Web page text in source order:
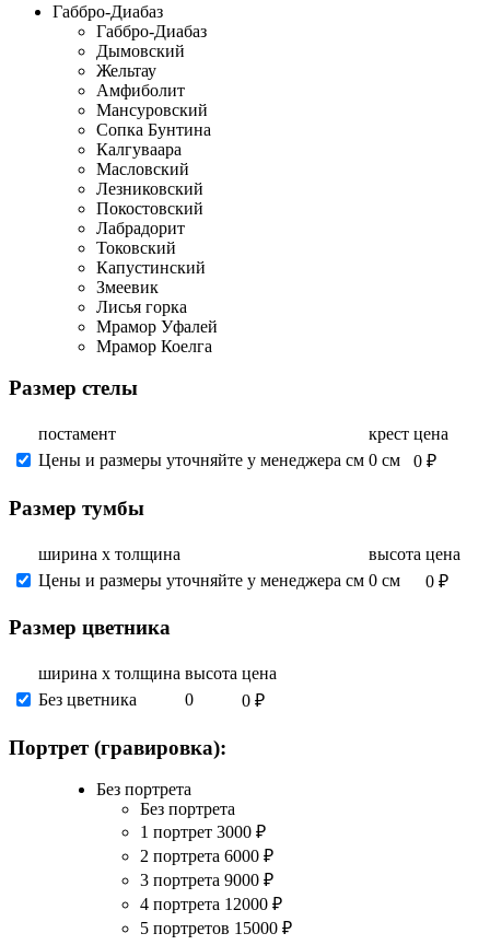
Габбро-Диабаз
Габбро-Диабаз
Дымовский
Жельтау
Амфиболит
Мансуровский
Сопка Бунтина
Калгуваара
Масловский
Лезниковский
Покостовский
Лабрадорит
Токовский
Капустинский
Змеевик
Лисья горка
Мрамор Уфалей
Мрамор Коелга
Размер стелы
постамент крест цена
Цены и размеры уточняйте у менеджера см 0 см 0 ₽
Размер тумбы
ширина х толщина высота цена
Цены и размеры уточняйте у менеджера см 0 см 0 ₽
Размер цветника
ширина х толщина высота цена
Без цветника
0 0 ₽
Портрет (гравировка):
Без портрета
Без портрета
1 портрет 3000 ₽
2 портрета 6000 ₽
3 портрета 9000 ₽
4 портрета 12000 ₽
5 портретов 15000 ₽